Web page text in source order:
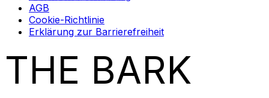
AGB
Cookie-Richtlinie
Erklärung zur Barrierefreiheit
THE BARK